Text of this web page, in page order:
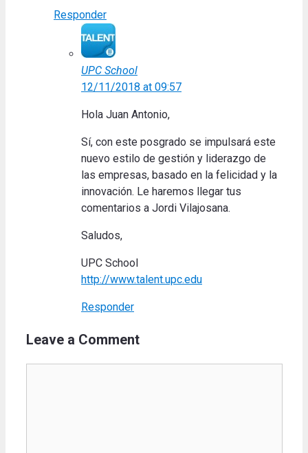
Responder
UPC School
12/11/2018 at 09:57
Hola Juan Antonio,
Sí, con este posgrado se impulsará este
nuevo estilo de gestión y liderazgo de
las empresas, basado en la felicidad y la
innovación. Le haremos llegar tus
comentarios a Jordi Vilajosana.
Saludos,
UPC School
http://www.talent.upc.edu
Responder
Leave a Comment